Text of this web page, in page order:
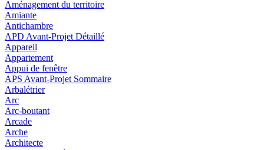
Aménagement du territoire
Amiante
Antichambre
APD Avant-Projet Détaillé
Appareil
Appartement
Appui de fenêtre
APS Avant-Projet Sommaire
Arbalétrier
Arc
Arc-boutant
Arcade
Arche
Architecte